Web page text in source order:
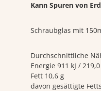
Kann Spuren von
Schraubglas mit
Durchschnittliche
Energie 911 kJ /
Fett 10,6 g
davon gesättigte